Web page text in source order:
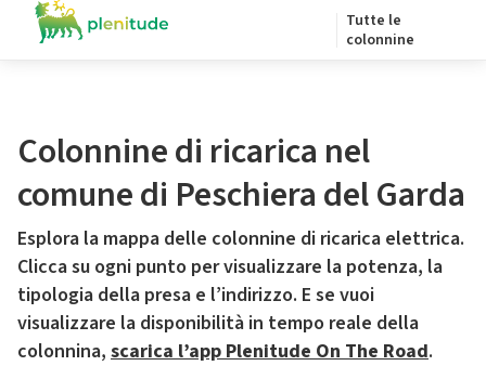
Tutte le
colonnine
Colonnine di ricarica nel
comune di Peschiera del Garda
Esplora la mappa delle colonnine di ricarica elettrica.
Clicca su ogni punto per visualizzare la potenza, la
tipologia della presa e l’indirizzo. E se vuoi
visualizzare la disponibilità in tempo reale della
colonnina, scarica l’app Plenitude On The Road.